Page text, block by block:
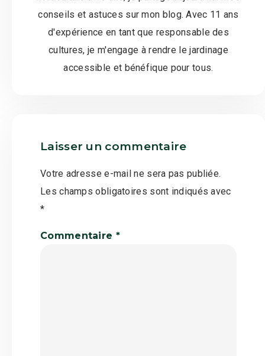
conseils et astuces sur mon blog. Avec 11 ans
d'expérience en tant que responsable des
cultures, je m'engage à rendre le jardinage
accessible et bénéfique pour tous.
Laisser un commentaire
Votre adresse e-mail ne sera pas publiée.
Les champs obligatoires sont indiqués avec
*
Commentaire *